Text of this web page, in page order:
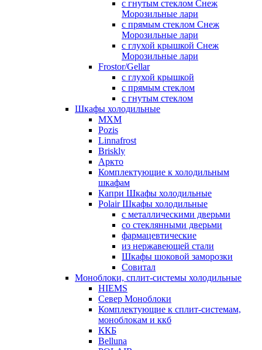
с гнутым стеклом Снеж
Морозильные лари
с прямым стеклом Снеж
Морозильные лари
с глухой крышкой Снеж
Морозильные лари
Frostor/Gellar
с глухой крышкой
с прямым стеклом
с гнутым стеклом
Шкафы холодильные
МХМ
Pozis
Linnafrost
Briskly
Аркто
Комплектующие к холодильным
шкафам
Капри Шкафы холодильные
Polair Шкафы холодильные
с металлическими дверьми
со стеклянными дверьми
фармацевтические
из нержавеющей стали
Шкафы шоковой заморозки
Совитал
Моноблоки, сплит-системы холодильные
HIEMS
Север Моноблоки
Комплектующие к сплит-системам,
моноблокам и ккб
ККБ
Belluna